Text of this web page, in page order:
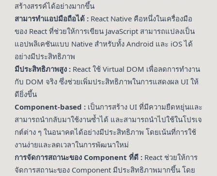
สร้างสรรค์ได้อย่างมากขึ้น
สามารทำแอปมือถือได้ : React Native คือหนึ่งในเครื่องมือ
ของ React ที่ช่วยให้การเขียน JavaScript สามารถแปลงเป็น
แอปพลิเคชันแบบ Native สำหรับทั้ง Android และ iOS ได้
อย่างมีประสิทธิภาพ
มีประสิทธิภาพสูง : React ใช้ Virtual DOM เพื่อลดการทำงาน
กับ DOM จริง ซึ่งช่วยเพิ่มประสิทธิภาพในการแสดงผล UI ให้
ดียิ่งขึ้น
Component-based : เป็นการสร้าง UI ที่มีความยืดหยุ่นและ
สามารถนำกลับมาใช้งานซ้ำได้ และสามารถนำไปใช้ในโปรเจ
กต์ต่าง ๆ ในอนาคตได้อย่างมีประสิทธิภาพ โดยเน้นที่การใช้
งานง่ายและลดเวลาในการพัฒนาใหม่
การจัดการสถานะของ Component ที่ดี : React ช่วยให้การ
จัดการสถานะของ Component มีประสิทธิภาพมากขึ้น โดย